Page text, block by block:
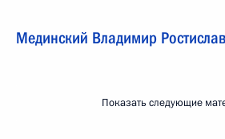
Мединский Владимир
Показать следующие